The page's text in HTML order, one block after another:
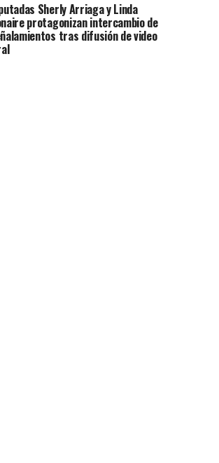
Sherly Arriaga y Linda
protagonizan intercambio de
tras difusión de video